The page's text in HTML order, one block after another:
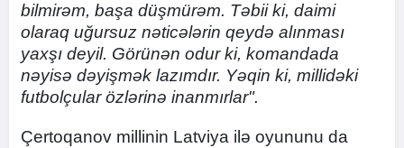
bilmirəm, başa düşmürəm. Təbii ki, daimi
olaraq uğursuz nəticələrin qeydə alınması
yaxşı deyil. Görünən odur ki, komandada
nəyisə dəyişmək lazımdır. Yəqin ki, millidəki
futbolçular özlərinə inanmırlar".
Çertoqanov millinin Latviya ilə oyununu da